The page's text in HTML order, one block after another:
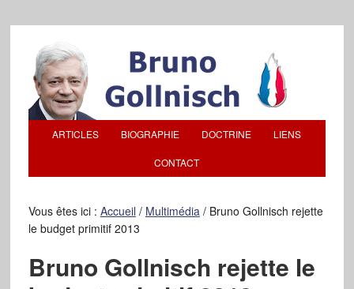
ARTICLES BIOGRAPHIE DOCTRINE LIENS
CONTACT
Vous êtes ici : Accueil / Multimédia /Bruno Gollnisch rejette
le budget primitif 2013
Bruno Gollnisch rejette le